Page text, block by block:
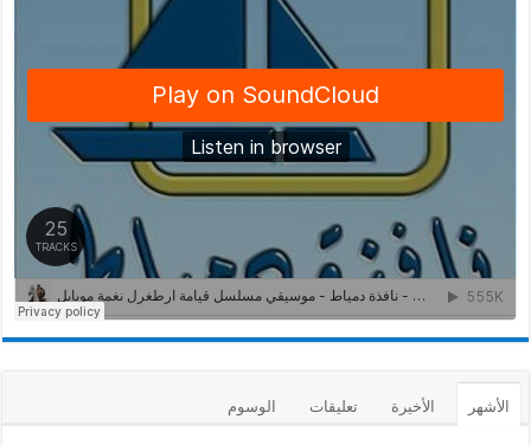
الأشهر الأخيرة تعليقات الوسوم